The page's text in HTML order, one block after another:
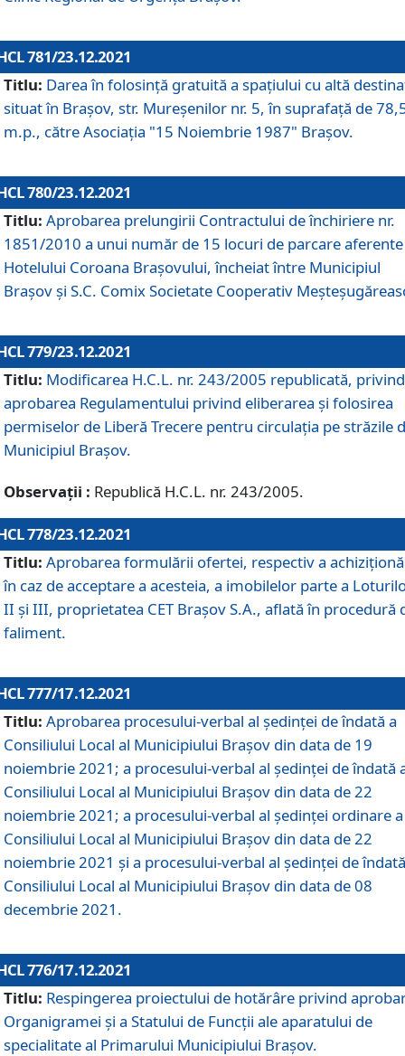
781/23.12.2021
Titlu: Darea în folosinţă gratuită a spaţiului cu altă
situat în Braşov, str. Mureşenilor nr. 5, în suprafaţă de
m.p., către Asociaţia "15 Noiembrie 1987" Braşov.
780/23.12.2021
Titlu: Aprobarea prelungirii Contractului de închiriere nr.
1851/2010 a unui număr de 15 locuri de parcare aferente
Hotelului Coroana Brașovului, încheiat între Municipiul
Braşov şi S.C. Comix Societate Cooperativ
779/23.12.2021
Titlu: Modificarea H.C.L. nr. 243/2005 republicată, privind
aprobarea Regulamentului privind eliberarea şi folosirea
permiselor de Liberă Trecere pentru circulația pe străzile
Municipiul Braşov.
Observații : Republică H.C.L. nr. 243/2005.
778/23.12.2021
Titlu: Aprobarea formulării ofertei, respectiv a
în caz de acceptare a acesteia, a imobilelor parte a
II și III, proprietatea CET Brașov S.A., aflată în procedură
faliment.
777/17.12.2021
Titlu: Aprobarea procesului-verbal al şedinţei de îndată a
Consiliului Local al Municipiului Braşov din data de 19
noiembrie 2021; a procesului-verbal al şedinţei de îndată
Consiliului Local al Municipiului Braşov din data de 22
noiembrie 2021; a procesului-verbal al şedinţei ordinare a
Consiliului Local al Municipiului Braşov din data de 22
noiembrie 2021 și a procesului-verbal al şedinţei de
Consiliului Local al Municipiului Braşov din data de 08
decembrie 2021.
776/17.12.2021
Titlu: Respingerea proiectului de hotărâre privind
Organigramei şi a Statului de Funcţii ale aparatului de
specialitate al Primarului Municipiului Braşov.